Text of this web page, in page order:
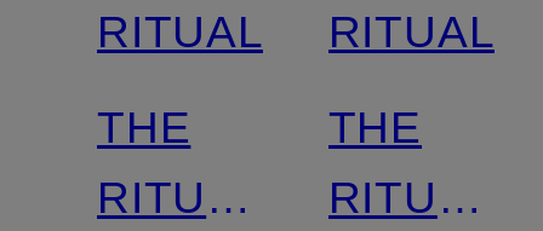
RITUALS
THE
RITUAL
RITUALS
THE
RITUAL